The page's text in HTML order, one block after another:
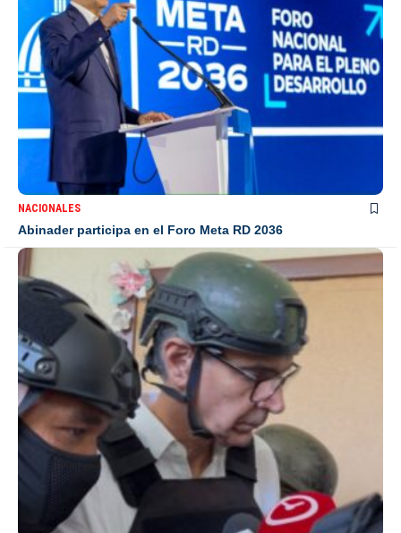
NACIONALES
Abinader participa en el Foro Meta RD 2036